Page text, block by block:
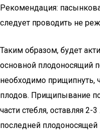
Рекомендация:
следует проводить не
Таким образом, будет
основной плодоносящий
необходимо прищипнуть,
плодов. Прищипывание
части стебля, оставляя 2-
последней